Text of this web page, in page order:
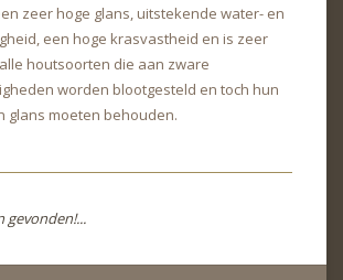
zeer hoge glans, uitstekende water- en
een hoge krasvastheid en is zeer
houtsoorten die aan zware
worden blootgesteld en toch hun
glans moeten behouden.
gevonden!...